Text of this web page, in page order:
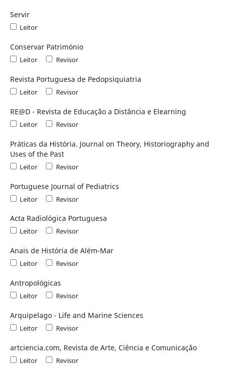
Servir
Leitor
Conservar Património
Leitor Revisor
Revista Portuguesa de Pedopsiquiatria
Leitor Revisor
RE@D - Revista de Educação a Distância e Elearning
Leitor Revisor
Práticas da História. Journal on Theory, Historiography and
Uses of the Past
Leitor Revisor
Portuguese Journal of Pediatrics
Leitor Revisor
Acta Radiológica Portuguesa
Leitor Revisor
Anais de História de Além-Mar
Leitor Revisor
Antropológicas
Leitor Revisor
Arquipelago - Life and Marine Sciences
Leitor Revisor
artciencia.com, Revista de Arte, Ciência e Comunicação
Leitor Revisor